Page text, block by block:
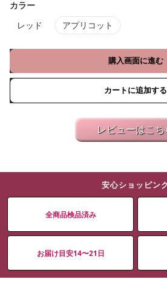
カラー
レッド アプリコット
購入画面に進む
カートに追加する
レビューはこち
安心ショッピン
全商品検品済み
お届け目安14〜21日